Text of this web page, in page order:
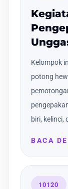
Kelompok
potong
biri, kelinci,
BACA
10120